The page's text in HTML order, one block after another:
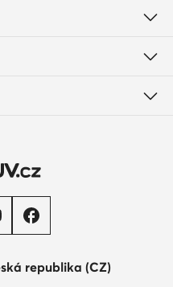
republika (CZ)